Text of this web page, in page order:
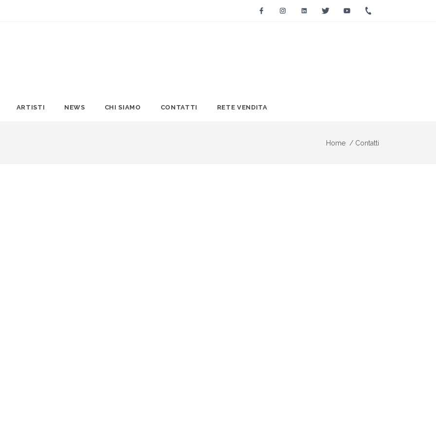
FacebookInstagramLinkedinTwitter Youtube
ARTISTI NEWS CHI SIAMO CONTATTI RETE VENDITA
Home / Contatti